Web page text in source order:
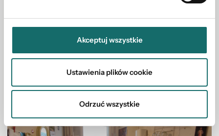
Akceptuj wszystkie
Ustawienia plików cookie
Odrzuć wszystkie
Bukowina Tatrzańska | ul. Tatrzańska | 34.31 m² | piętro 2/3
921 999 PLN